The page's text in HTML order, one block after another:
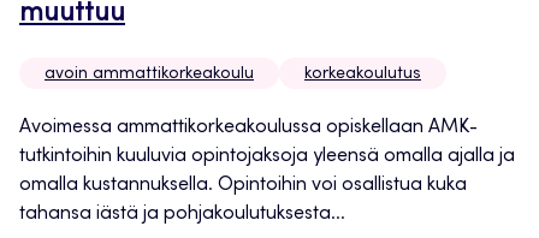
muuttuu
avoin ammattikorkeakoulu korkeakoulutus
Avoimessa ammattikorkeakoulussa opiskellaan AMK-
tutkintoihin kuuluvia opintojaksoja yleensä omalla ajalla ja
omalla kustannuksella. Opintoihin voi osallistua kuka
tahansa iästä ja pohjakoulutuksesta...